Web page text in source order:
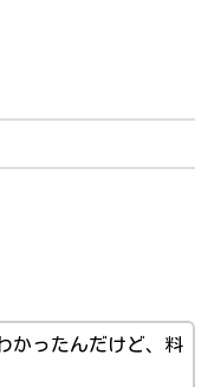
かったんだけど、料